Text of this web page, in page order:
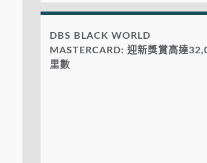
DBS BLACK WORLD
MASTERCARD: 迎新獎賞高達
里數